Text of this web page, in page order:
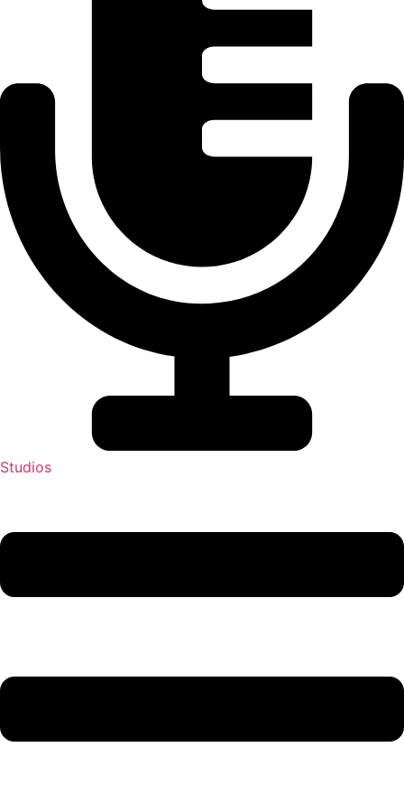
Studios